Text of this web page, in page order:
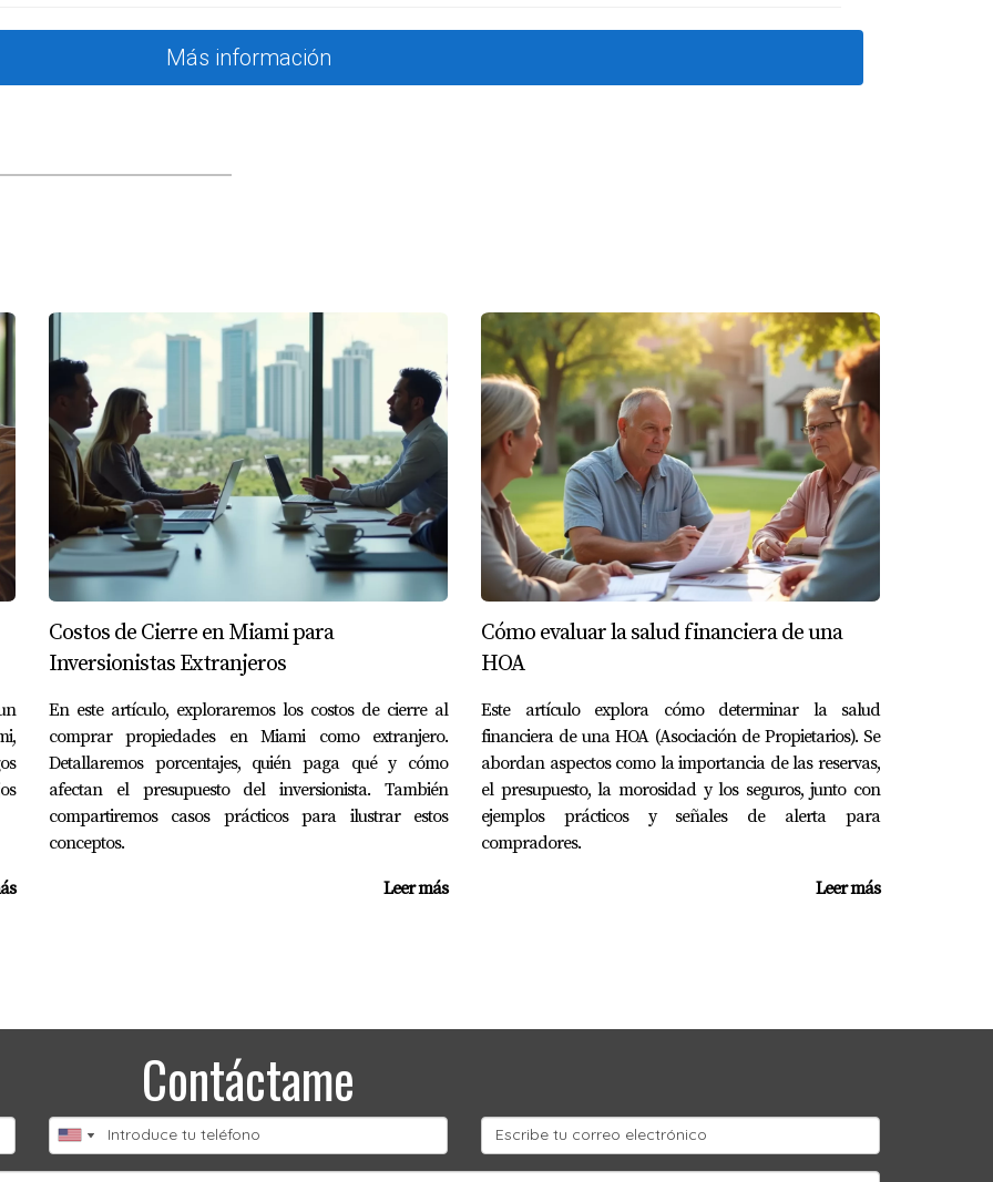
oscilan entre el 4% y el 8% para extranjeros.
Florida, Mariana Romero está aquí para guiarte en cada paso del proceso. Si tienes preguntas o
Más información
Costos de Cierre en Miami para
Inversionistas Extranjeros
En este artículo, exploraremos los costos de cierre al
comprar propiedades en Miami como extranjero.
Detallaremos porcentajes, quién paga qué y cómo
afectan el presupuesto del inversionista. También
compartiremos casos prácticos para ilustrar estos
conceptos.
Leer más
Cómo evaluar la salud financiera de una
HOA
Este artículo explora cómo determinar la salud
financiera de una HOA (Asociación de Propietarios). Se
abordan aspectos como la importancia de las reservas,
el presupuesto, la morosidad y los seguros, junto con
ejemplos prácticos y señales de alerta para
compradores.
Leer más
Contáctame